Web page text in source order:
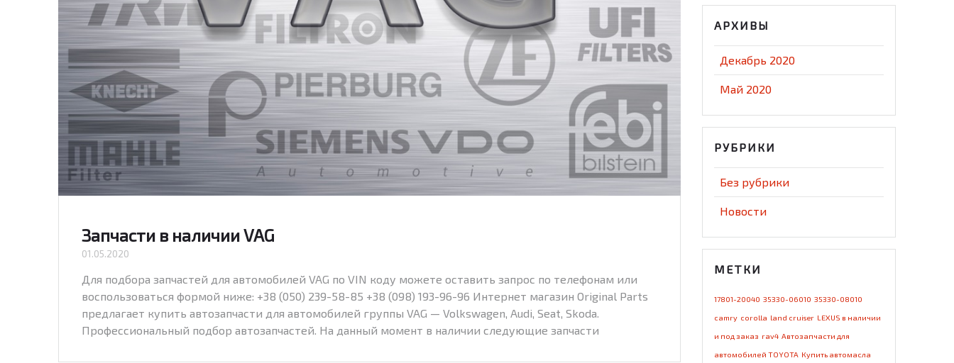
Запчасти в наличии VAG
01.05.2020
Для подбора запчастей для автомобилей VAG по VIN коду можете оставить запрос по телефонам или
воспользоваться формой ниже: +38 (050) 239-58-85 +38 (098) 193-96-96 Интернет магазин Original Parts
предлагает купить автозапчасти для автомобилей группы VAG — Volkswagen, Audi, Seat, Skoda.
Профессиональный подбор автозапчастей. На данный момент в наличии следующие запчасти
АРХИВЫ
Декабрь 2020
Май 2020
РУБРИКИ
Без рубрики
Новости
МЕТКИ
17801-20040 35330-06010 35330-08010
camry corolla land cruiser LEXUS в наличии
и под заказ rav4 Автозапчасти для
автомобилей TOYOTA Купить автомасла